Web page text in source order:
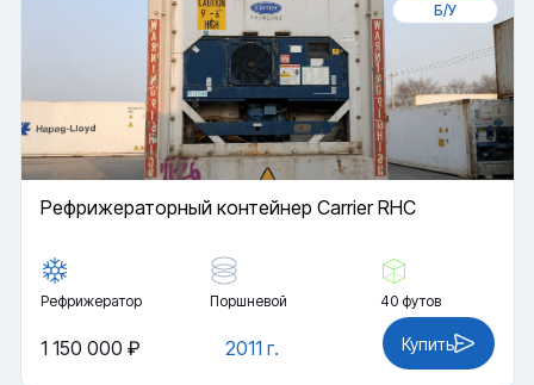
Б/У
Рефрижераторный контейнер Carrier RHC
Рефрижератор Поршневой 40 футов
2011 г.
1 150 000 ₽ Купить